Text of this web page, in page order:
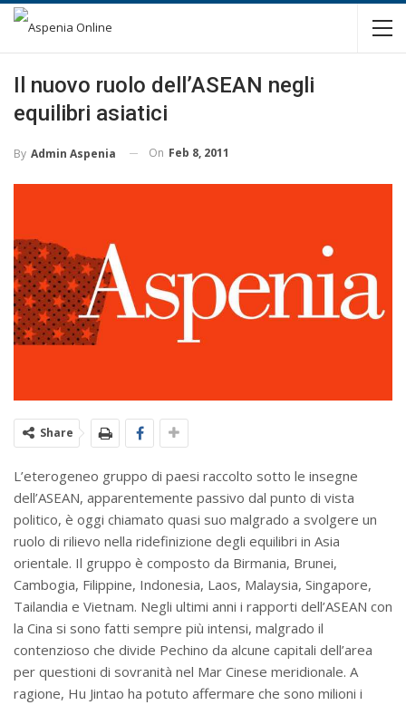
Il nuovo ruolo dell’ASEAN negli
equilibri asiatici
By Admin Aspenia On Feb 8, 2011
Share
L’eterogeneo gruppo di paesi raccolto sotto le insegne
dell’ASEAN, apparentemente passivo dal punto di vista
politico, è oggi chiamato quasi suo malgrado a svolgere un
ruolo di rilievo nella ridefinizione degli equilibri in Asia
orientale. Il gruppo è composto da Birmania, Brunei,
Cambogia, Filippine, Indonesia, Laos, Malaysia, Singapore,
Tailandia e Vietnam. Negli ultimi anni i rapporti dell’ASEAN con
la Cina si sono fatti sempre più intensi, malgrado il
contenzioso che divide Pechino da alcune capitali dell’area
per questioni di sovranità nel Mar Cinese meridionale. A
ragione, Hu Jintao ha potuto affermare che sono milioni i